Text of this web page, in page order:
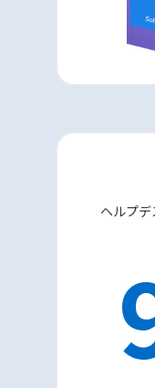
ヘルプデ